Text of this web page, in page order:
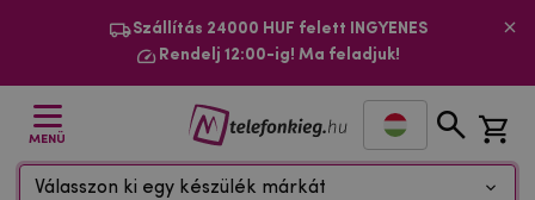
Szállítás 24000 HUF felett INGYENES
Rendelj 12:00-ig! Ma feladjuk!
MENÜ
Válasszon ki egy készülék márkát